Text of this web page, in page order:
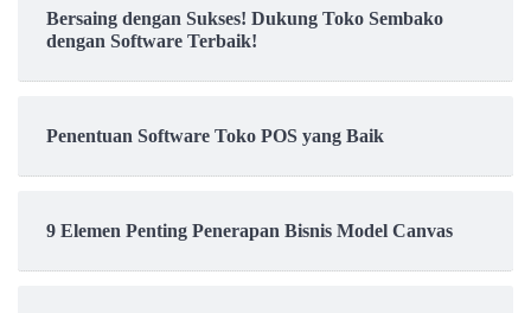
Bersaing dengan Sukses! Dukung Toko Sembako
dengan Software Terbaik!
Penentuan Software Toko POS yang Baik
9 Elemen Penting Penerapan Bisnis Model Canvas